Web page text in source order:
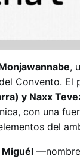
,
Convento.
y Naxx
con una
del
Miguél